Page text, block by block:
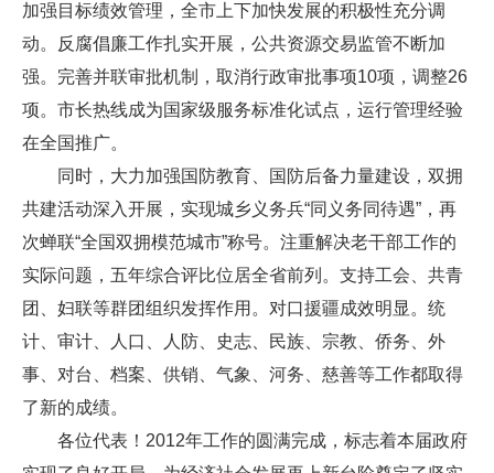
加强目标绩效管理，全市上下加快发展的积极性充分调
动。反腐倡廉工作扎实开展，公共资源交易监管不断加
强。完善并联审批机制，取消行政审批事项10项，调整26
项。市长热线成为国家级服务标准化试点，运行管理经验
在全国推广。
同时，大力加强国防教育、国防后备力量建设，双拥
共建活动深入开展，实现城乡义务兵“同义务同待遇”，再
次蝉联“全国双拥模范城市”称号。注重解决老干部工作的
实际问题，五年综合评比位居全省前列。支持工会、共青
团、妇联等群团组织发挥作用。对口援疆成效明显。统
计、审计、人口、人防、史志、民族、宗教、侨务、外
事、对台、档案、供销、气象、河务、慈善等工作都取得
了新的成绩。
各位代表！2012年工作的圆满完成，标志着本届政府